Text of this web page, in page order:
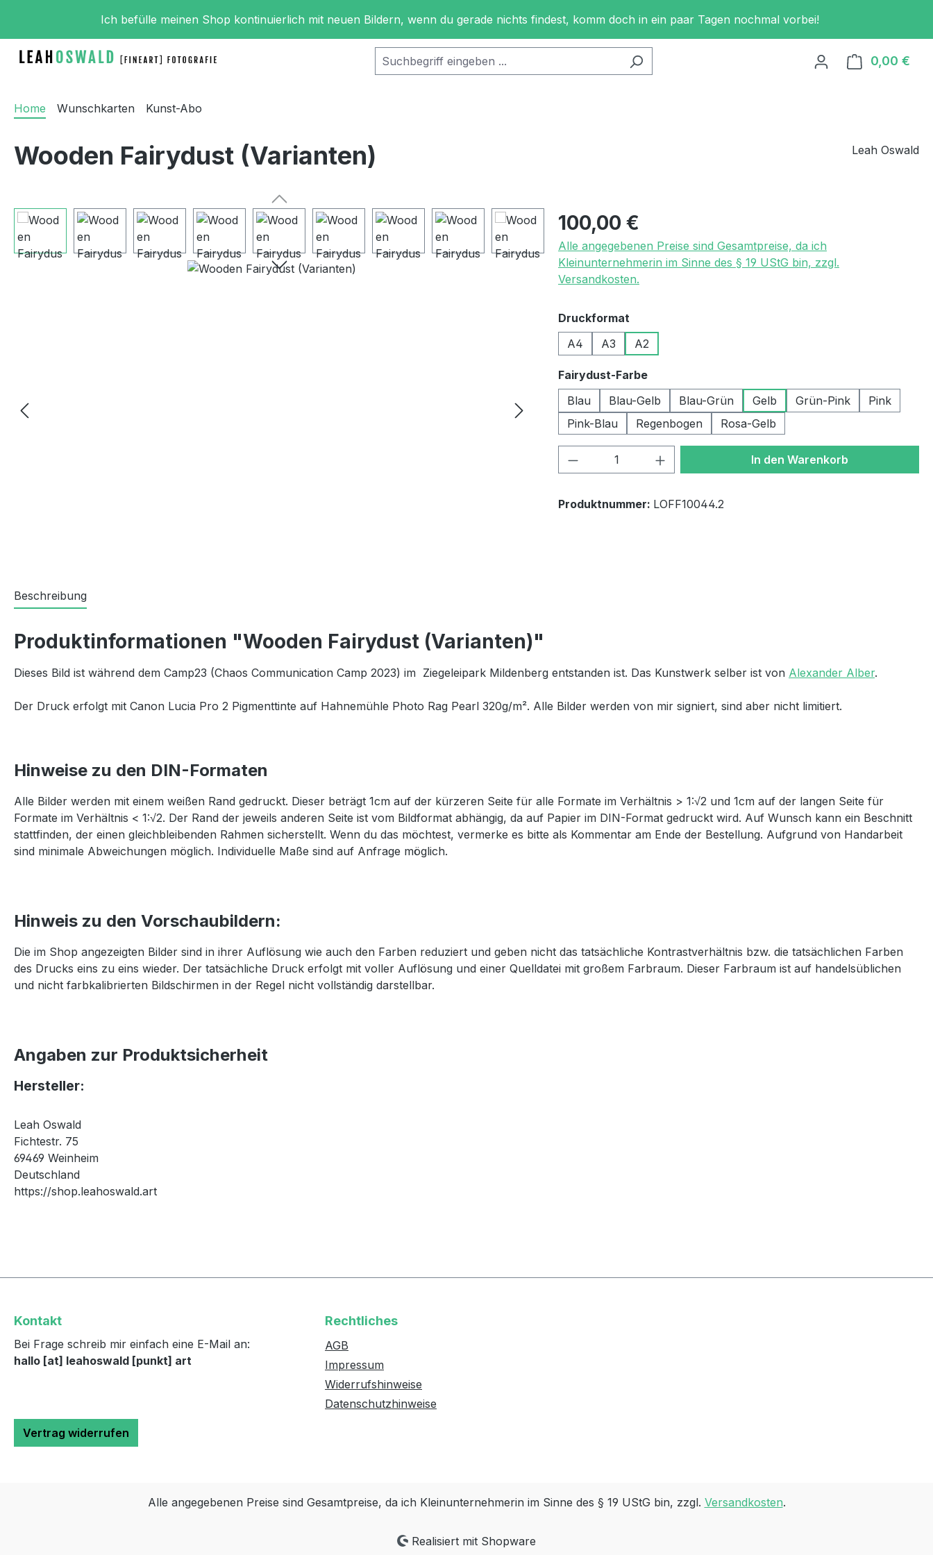
Hauptinhalt springen
Zur Suche springen
Zur Hauptnavigation springen
Ich befülle meinen Shop kontinuierlich mit neuen Bildern, wenn du gerade nichts findest, komm doch in ein paar Tagen nochmal vorbei!
0,00 €
Home Wunschkarten Kunst-Abo
Wooden Fairydust (Varianten) Leah Oswald
Bildergalerie überspringen Regulärer Preis:
100,00 €
Alle angegebenen Preise sind Gesamtpreise, da ich
Kleinunternehmerin im Sinne des § 19 UStG bin, zzgl.
Versandkosten.
Druckformat
A4
A3 A2
Fairydust-Farbeauswählen
Blau
Blau-Gelb Blau-Grün Gelb Grün-Pink
Pink
Pink-Blau
Regenbogen Rosa-Gelb
Produkt Anzahl: Gib den gewünschten Wert
In den Warenkorb
Produktnummer: LOFF10044.2
Beschreibung
Produktinformationen "Wooden Fairydust (Varianten)"
Dieses Bild ist während dem Camp23 (Chaos Communication Camp 2023) im Ziegeleipark Mildenberg entstanden ist. Das Kunstwerk selber ist von Alexander Alber.
Der Druck erfolgt mit Canon Lucia Pro 2 Pigmenttinte auf Hahnemühle Photo Rag Pearl 320g/m². Alle Bilder werden von mir signiert, sind aber nicht limitiert.
Hinweise zu den DIN-Formaten
Alle Bilder werden mit einem weißen Rand gedruckt. Dieser beträgt 1cm auf der kürzeren Seite für alle Formate im Verhältnis > 1:√2 und 1cm auf der langen Seite für
Formate im Verhältnis < 1:√2. Der Rand der jeweils anderen Seite ist vom Bildformat abhängig, da auf Papier im DIN-Format gedruckt wird. Auf Wunsch kann ein Beschnitt
stattfinden, der einen gleichbleibenden Rahmen sicherstellt. Wenn du das möchtest, vermerke es bitte als Kommentar am Ende der Bestellung. Aufgrund von Handarbeit
sind minimale Abweichungen möglich. Individuelle Maße sind auf Anfrage möglich.
Hinweis zu den Vorschaubildern:
Die im Shop angezeigten Bilder sind in ihrer Auflösung wie auch den Farben reduziert und geben nicht das tatsächliche Kontrastverhältnis bzw. die tatsächlichen Farben
des Drucks eins zu eins wieder. Der tatsächliche Druck erfolgt mit voller Auflösung und einer Quelldatei mit großem Farbraum. Dieser Farbraum ist auf handelsüblichen
und nicht farbkalibrierten Bildschirmen in der Regel nicht vollständig darstellbar.
Angaben zur Produktsicherheit
Hersteller:
Leah Oswald
Fichtestr. 75
69469 Weinheim
Deutschland
https://shop.leahoswald.art
Kontakt
Bei Frage schreib mir einfach eine E-Mail an:
hallo [at] leahoswald [punkt] art
Vertrag widerrufen
Rechtliches
AGB
Impressum
Widerrufshinweise
Datenschutzhinweise
Alle angegebenen Preise sind Gesamtpreise, da ich Kleinunternehmerin im Sinne des § 19 UStG bin, zzgl. Versandkosten.
Realisiert mit Shopware